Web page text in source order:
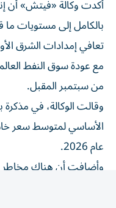
بالكامل إلى مستويات
تعافي إمدادات الشرق
مع عودة سوق النفط
من سبتمبر المقبل.
وقالت الوكالة، في
عام 2026.
وأضافت أن هناك مخاطر
بتقديراتها الأساسية،